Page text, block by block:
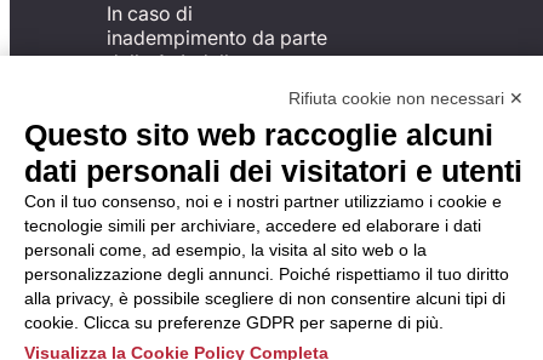
In caso di
inadempimento da parte
della ApL delle
del Codice di Condotta, è
possibile presentare un
reclamo
all’Organismo di
Monitoraggio utilizzando
una delle modalità
descritte al seguente
indirizzo web
https://odm-
agenzielavoro.it/reclami/.
Rifiuta cookie non necessari ✕
Questo sito web raccoglie alcuni
dati personali dei visitatori e utenti
Con il tuo consenso, noi e i nostri partner utilizziamo i cookie e
tecnologie simili per archiviare, accedere ed elaborare i dati
personali come, ad esempio, la visita al sito web o la
personalizzazione degli annunci. Poiché rispettiamo il tuo diritto
alla privacy, è possibile scegliere di non consentire alcuni tipi di
cookie. Clicca su preferenze GDPR per saperne di più.
Visualizza la Cookie Policy Completa